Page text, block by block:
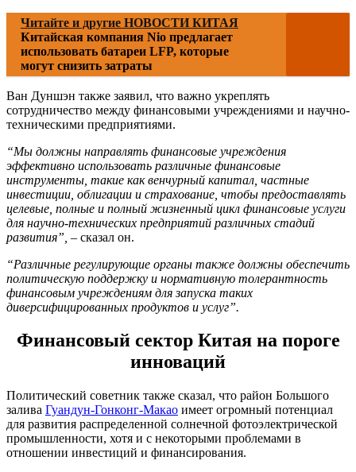
Читайте и другие НОВОСТИ КИТАЯ
Китайская компания Nio предлагает
использовать батареи LFP, которые
могут снизить затраты
Ван Дуншэн также заявил, что важно укреплять
сотрудничество между финансовыми учреждениями и научно-
техническими предприятиями.
“Мы должны направлять финансовые учреждения
эффективно использовать различные финансовые
инструменты, такие как венчурный капитал, частные
инвестиции, облигации и страхование, чтобы предоставлять
целевые, полные и полный жизненный цикл финансовые услуги
для научно-технических предприятий различных стадий
развития”, – сказал он.
“Различные регулирующие органы также должны обеспечить
политическую поддержку и нормативную толерантность
финансовым учреждениям для запуска таких
диверсифицированных продуктов и услуг”.
Финансовый сектор Китая на пороге
инноваций
Политический советник также сказал, что район Большого
залива Гуандун-Гонконг-Макао имеет огромный потенциал
для развития распределенной солнечной фотоэлектрической
промышленности, хотя и с некоторыми проблемами в
отношении инвестиций и финансирования.